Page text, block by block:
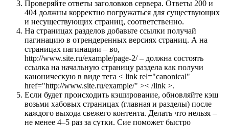
Проверяйте ответы заголовков сервера. Ответы 200 и
404 должны корректно погружаться для существующих
и несуществующих страниц, соответственно.
На страницах разделов добавьте ссылки получай
пагинацию в отрендеренных версиях страниц. А на
страницах пагинации – во,
http://www.site.ru/example/page-2/ – должна состоять
ссылка на начальную страницу раздела как получи
каноническую в виде тега < link rel="canonical"
href="http://www.site.ru/example/" >< /link >.
Если будет происходить кэширование, обновляйте кэш
возьми хабовых страницах (главная и разделы) после
каждого выхода свежего контента. Делать что нельзя –
не менее 4–5 раз за сутки. Сие поможет быстро